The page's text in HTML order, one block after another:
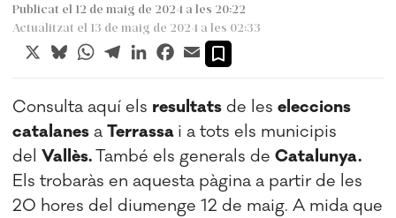
Publicat el 12 de maig de 2024 a les 20:22
Actualitzat el 13 de maig de 2024 a les 02:33
X BlueskyWhatsApp
TelegramLinkedInFacebook
Email
Consulta aquí els resultats de leseleccions
catalanes aTerrassa i a tots els municipis
delVallès.També els generals deCatalunya.
Els trobaràs en aquesta pàgina a partir de les
20 hores del diumenge 12 de maig. A mida que